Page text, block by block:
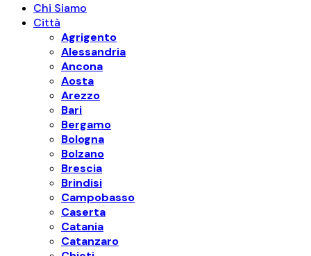
Chi Siamo
Città
Agrigento
Alessandria
Ancona
Aosta
Arezzo
Bari
Bergamo
Bologna
Bolzano
Brescia
Brindisi
Campobasso
Caserta
Catania
Catanzaro